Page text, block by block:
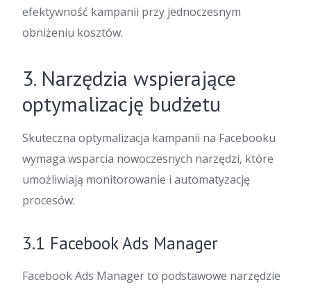
efektywność kampanii przy jednoczesnym
obniżeniu kosztów.
3. Narzędzia wspierające
optymalizację budżetu
Skuteczna optymalizacja kampanii na Facebooku
wymaga wsparcia nowoczesnych narzędzi, które
umożliwiają monitorowanie i automatyzację
procesów.
3.1 Facebook Ads Manager
Facebook Ads Manager to podstawowe narzędzie